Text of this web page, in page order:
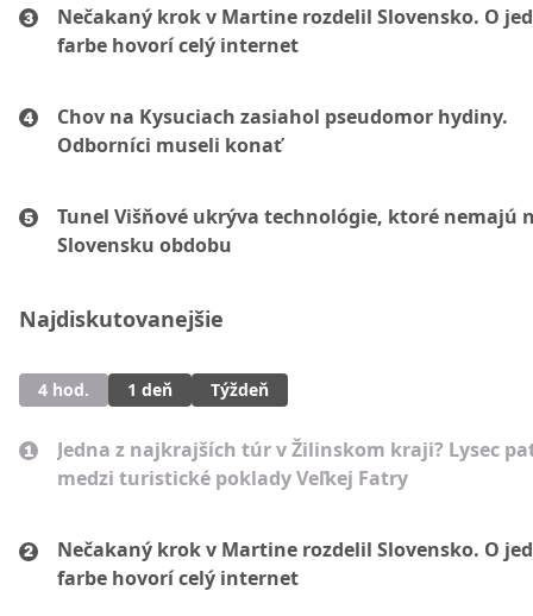
Nečakaný krok v Martine rozdelil Slovensko. O
farbe hovorí celý internet
Chov na Kysuciach zasiahol pseudomor hydiny.
Odborníci museli konať
Tunel Višňové ukrýva technológie, ktoré nemajú
Slovensku obdobu
Najdiskutovanejšie
4 hod. 1 deň Týždeň
Jedna z najkrajších túr v Žilinskom kraji? Lysec
medzi turistické poklady Veľkej Fatry
Nečakaný krok v Martine rozdelil Slovensko. O
farbe hovorí celý internet